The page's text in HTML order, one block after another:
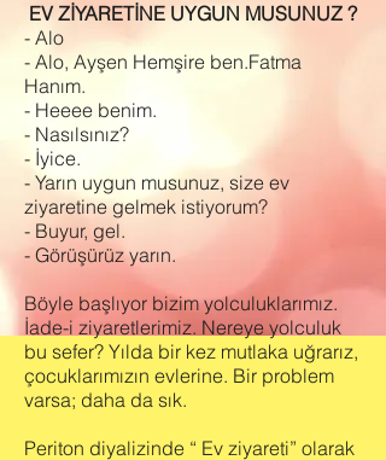
EV ZİYARETİNE UYGUN MUSUNUZ ?
- Alo
- Alo, Ayşen Hemşire ben.Fatma
Hanım.
- Heeee benim.
- Nasılsınız?
- İyice.
- Yarın uygun musunuz, size ev
ziyaretine gelmek istiyorum?
- Buyur, gel.
- Görüşürüz yarın.
Böyle başlıyor bizim yolculuklarımız.
İade-i ziyaretlerimiz. Nereye yolculuk
bu sefer? Yılda bir kez mutlaka uğrarız,
çocuklarımızın evlerine. Bir problem
varsa; daha da sık.
Periton diyalizinde “ Ev ziyareti” olarak